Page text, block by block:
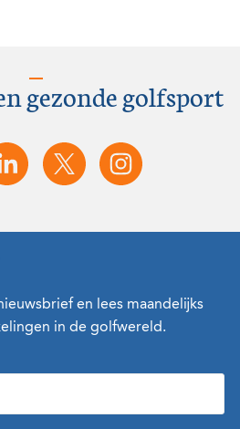
gezonde golfsport
en lees maandelijks
in de golfwereld.